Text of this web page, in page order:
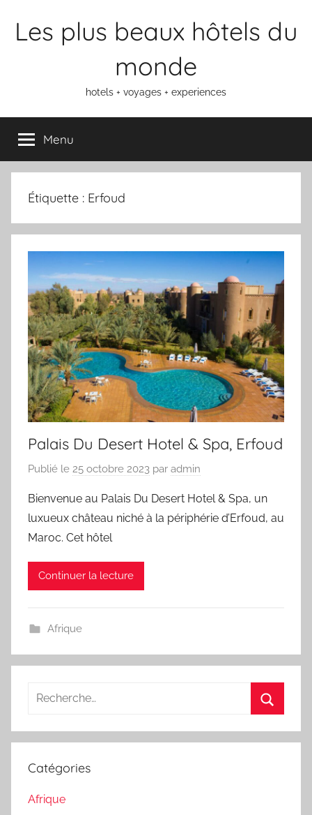
Les plus beaux hôtels du
monde
hotels + voyages + experiences
Menu
Étiquette : Erfoud
Palais Du Desert Hotel & Spa, Erfoud
Publié le 25 octobre 2023 par admin
Bienvenue au Palais Du Desert Hotel & Spa, un
luxueux château niché à la périphérie d’Erfoud, au
Maroc. Cet hôtel
Continuer la lecture
Afrique
Recherche
:
Catégories
Afrique